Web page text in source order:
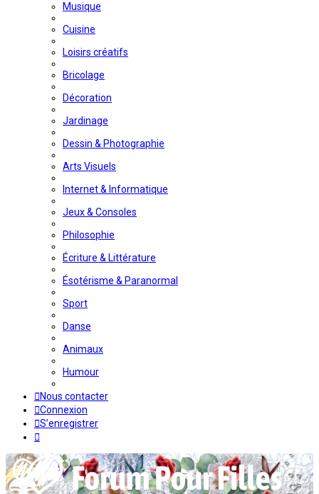
Musique
Cuisine
Loisirs créatifs
Bricolage
Décoration
Jardinage
Dessin & Photographie
Arts Visuels
Internet & Informatique
Jeux & Consoles
Philosophie
Écriture & Littérature
Ésotérisme & Paranormal
Sport
Danse
Animaux
Humour
Nous contacter
Connexion
S’enregistrer